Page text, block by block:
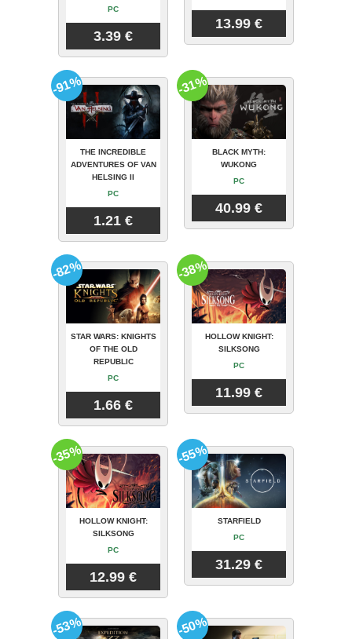
PC
3.39 €
13.99 €
THE INCREDIBLE
ADVENTURES OF VAN
HELSING II
PC
1.21 €
-91%
BLACK MYTH:
WUKONG
PC
40.99 €
-31%
STAR WARS: KNIGHTS
OF THE OLD
REPUBLIC
PC
1.66 €
-82%
HOLLOW KNIGHT:
SILKSONG
PC
11.99 €
-38%
HOLLOW KNIGHT:
SILKSONG
PC
12.99 €
-35%
STARFIELD
PC
31.29 €
-55%
-53% -50%